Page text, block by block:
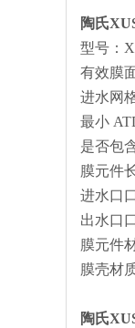
陶氏
型号：
有效膜
进水网
最小
是否包
膜元件
进水口
出水口
膜元件
膜壳材
陶氏